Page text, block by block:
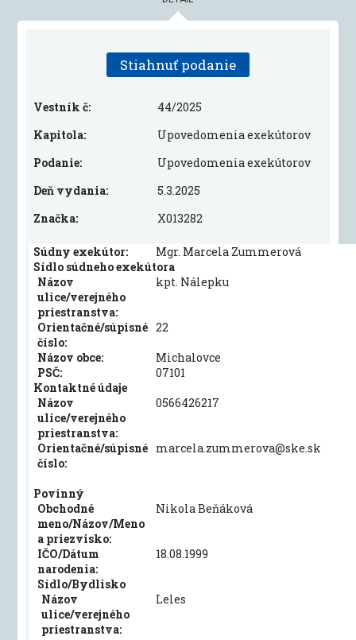
Stiahnuť podanie
Vestník č:
44/2025
Kapitola:
Upovedomenia exekútorov
Podanie:
Upovedomenia exekútorov
Deň vydania:
5.3.2025
Značka:
X013282
Súdny exekútor:
Mgr. Marcela Zummerová
Sídlo súdneho exekútora
Názov
ulice/verejného
priestranstva:
kpt. Nálepku
Orientačné/súpisné
číslo:
22
Názov obce:
Michalovce
PSČ:
07101
Kontaktné údaje
Názov
ulice/verejného
priestranstva:
0566426217
Orientačné/súpisné
číslo:
marcela.zummerova@ske.sk
Povinný
Obchodné
meno/Názov/Meno
a priezvisko:
Nikola Beňáková
IČO/Dátum
narodenia:
18.08.1999
Sídlo/Bydlisko
Názov
ulice/verejného
priestranstva:
Leles